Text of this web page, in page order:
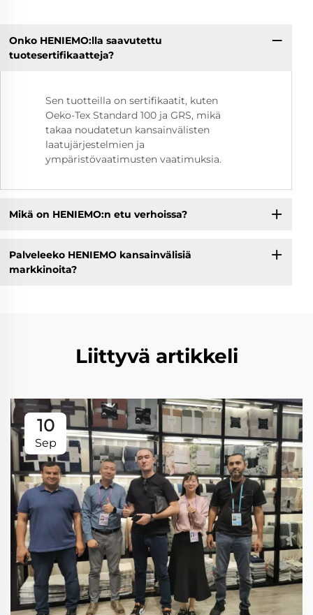
Onko HENIEMO:lla saavutettu
tuotesertifikaatteja?
Sen tuotteilla on sertifikaatit, kuten
Oeko-Tex Standard 100 ja GRS, mikä
takaa noudatetun kansainvälisten
laatujärjestelmien ja
ympäristövaatimusten vaatimuksia.
Mikä on HENIEMO:n etu verhoissa?
Palveleeko HENIEMO kansainvälisiä
markkinoita?
Liittyvä artikkeli
10
Sep